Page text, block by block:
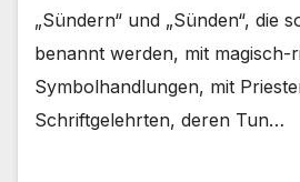
„Sündern“ und „Sünden“, die
benannt werden, mit magisch-
Symbolhandlungen, mit
Schriftgelehrten, deren Tun…